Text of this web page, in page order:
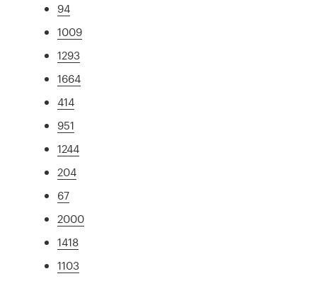
94
1009
1293
1664
414
951
1244
204
67
2000
1418
1103